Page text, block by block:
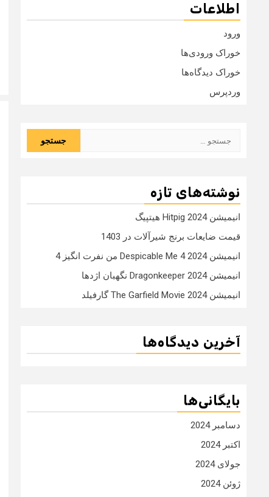
اطلاعات
ورود
خوراک ورودی‌ها
خوراک دیدگاه‌ها
وردپرس
نوشته‌های تازه
انیمیشن Hitpig 2024 هیتپیگ
قیمت ضایعات برنج شیرآلات در 1403
انیمیشن Despicable Me 4 2024 من نفرت انگیز 4
انیمیشن Dragonkeeper 2024 نگهبان اژدها
انیمیشن The Garfield Movie 2024 گارفیلد
آخرین دیدگاه‌ها
بایگانی‌ها
دسامبر 2024
اکتبر 2024
جولای 2024
ژوئن 2024